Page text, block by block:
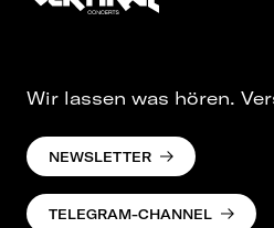
Wir lassen was hören.
NEWSLETTER
TELEGRAM-CHANNEL